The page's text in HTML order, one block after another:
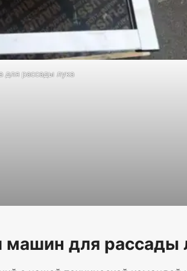
для рассады лука
машин для рассады